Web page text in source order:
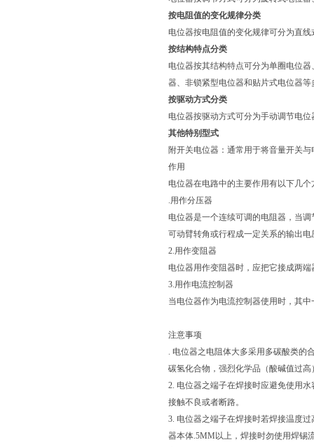
按电阻值的变化规律分类
电位器按电阻值的变化规律可分为直
按结构特点分类
电位器按其结构特点可分为单圈电位
器、非锁紧型电位器和贴片式电位器等
按驱动方式分类
电位器按驱动方式可分为手动调节电
其他特别型式
附开关电位器：通常用于将音量开关
作用
电位器在电路中的主要作用有以下几个
.用作分压器
电位器是一个连续可调的电阻器，当
可动臂转角或行程成一定关系的输出电
2.用作变阻器
电位器用作变阻器时，应把它接成两
3.用作电流控制器
当电位器作为电流控制器使用时，其
注意事项
. 电位器之电阻体大多采用多碳酸类的
碳氢化合物，强烈化学品（酸碱值过
2. 电位器之端子在焊接时应避免使用
接触不良或者断路。
3. 电位器之端子在焊接时若焊接温度
器本体.5MM以上，焊接时勿使用焊锡